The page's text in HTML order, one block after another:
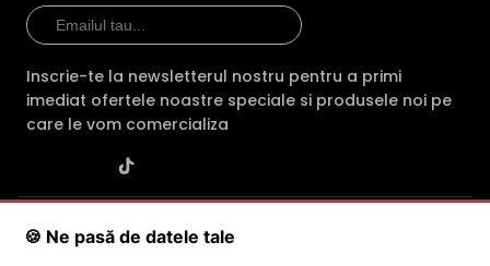
Inscrie-te la newsletterul nostru pentru a primi
imediat ofertele noastre speciale si produsele noi pe
care le vom comercializa
SC POLITES ONLINE SRL · CUI: RO34846331
J2015001227161· Capital social: 200 RON · Sediu: Str. Petrache
🍪 Ne pasă de datele tale